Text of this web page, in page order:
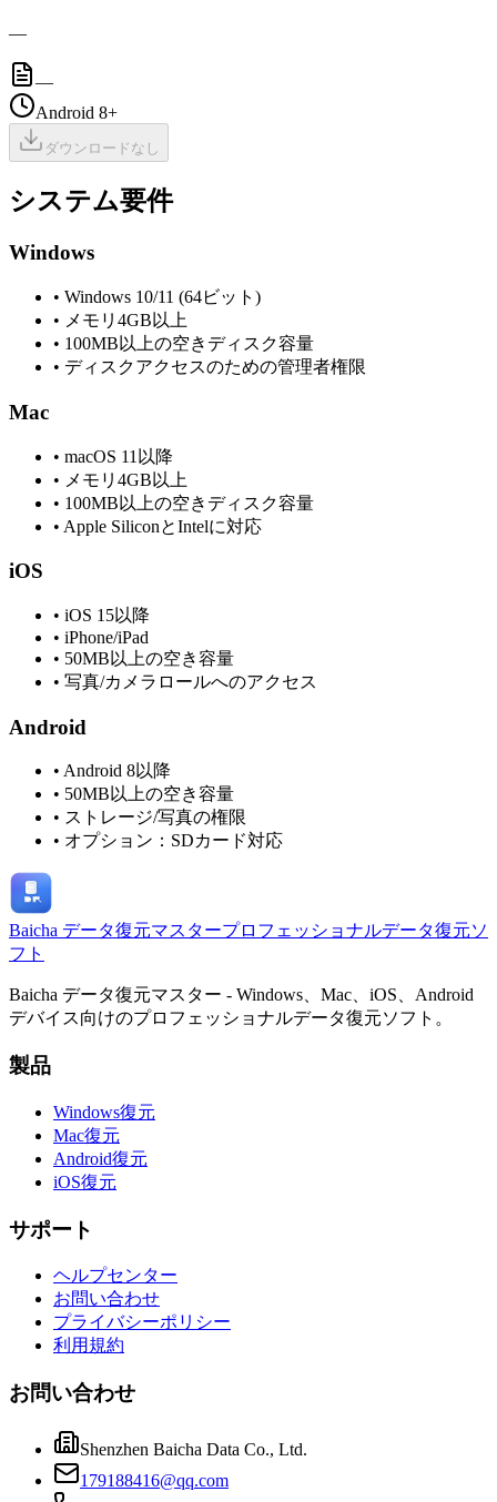
—
—
Android 8+
ダウンロードなし
システム要件
Windows
• Windows 10/11 (64ビット)
• メモリ4GB以上
• 100MB以上の空きディスク容量
• ディスクアクセスのための管理者権限
Mac
• macOS 11以降
• メモリ4GB以上
• 100MB以上の空きディスク容量
• Apple SiliconとIntelに対応
iOS
• iOS 15以降
• iPhone/iPad
• 50MB以上の空き容量
• 写真/カメラロールへのアクセス
Android
• Android 8以降
• 50MB以上の空き容量
• ストレージ/写真の権限
• オプション：SDカード対応
Baicha データ復元マスタープロフェッショナルデータ復元ソ
フト
Baicha データ復元マスター - Windows、Mac、iOS、Android
デバイス向けのプロフェッショナルデータ復元ソフト。
製品
Windows復元
Mac復元
Android復元
iOS復元
サポート
ヘルプセンター
お問い合わせ
プライバシーポリシー
利用規約
お問い合わせ
Shenzhen Baicha Data Co., Ltd.
179188416@qq.com